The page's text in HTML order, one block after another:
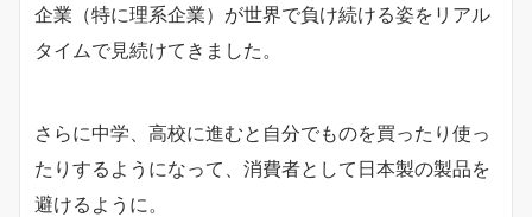
企業（特に理系企業）が世界で負け続ける姿をリアル
タイムで見続けてきました。
さらに中学、高校に進むと自分でものを買ったり使っ
たりするようになって、消費者として日本製の製品を
避けるように。